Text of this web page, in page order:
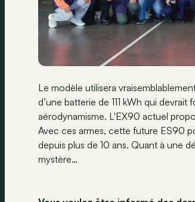
Le modèle utilisera
d’une batterie de 111 kWh qui
aérodynamisme. L'EX90 actuel
Avec ces armes, cette future ES90
depuis plus de 10 ans. Quant à une
mystère…